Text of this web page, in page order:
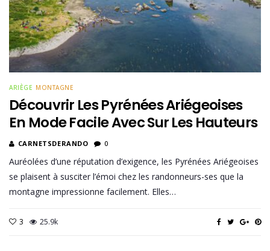
ARIÈGE MONTAGNE
Découvrir Les Pyrénées Ariégeoises
En Mode Facile Avec Sur Les Hauteurs
CARNETSDERANDO 0
Auréolées d’une réputation d’exigence, les Pyrénées Ariégeoises
se plaisent à susciter l’émoi chez les randonneurs-ses que la
montagne impressionne facilement. Elles…
3 25.9k